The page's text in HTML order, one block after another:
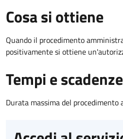
Cosa si ottiene
Quando il procedimento
positivamente si ottiene
Tempi e scadenze
Durata massima del